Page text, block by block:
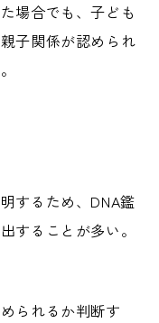
場合でも、子ども
子関係が認められ
するため、DNA鑑
することが多い。
られるか判断す